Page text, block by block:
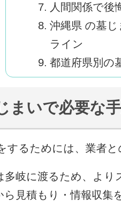
人間関係で後
沖縄県 の墓
ライン
都道府県別の
まいで必要な
するためには、業者
多岐に渡るため、よ
見積もり・情報収集